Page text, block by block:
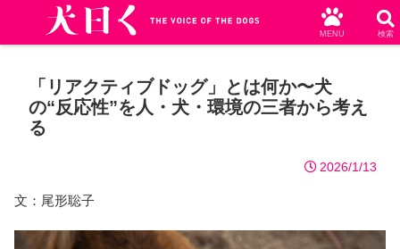
「リアクティブドッグ」とは何か〜犬
の“反応性”を人・犬・環境の三者から考え
る
2026/1/13
文：尾形聡子
MENU 検索